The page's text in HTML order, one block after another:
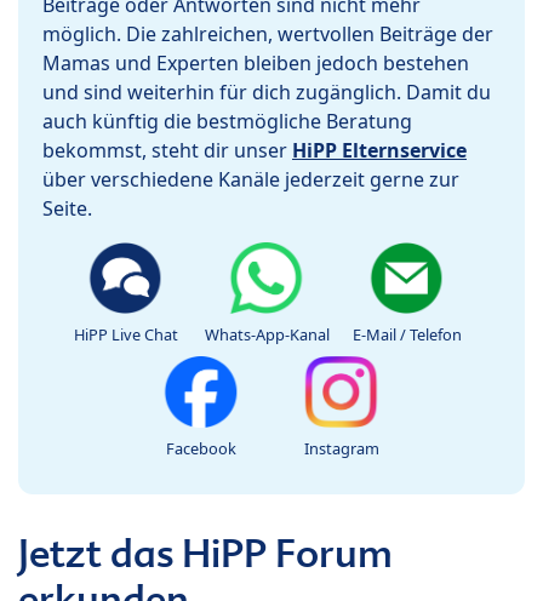
möglich. Die zahlreichen, wertvollen Beiträge der
Mamas und Experten bleiben jedoch bestehen
und sind weiterhin für dich zugänglich. Damit du
auch künftig die bestmögliche Beratung
bekommst, steht dir unser HiPP Elternservice
über verschiedene Kanäle jederzeit gerne zur
Seite.
HiPP Live Chat Whats-App-Kanal E-Mail / Telefon
Facebook Instagram
Jetzt das HiPP Forum